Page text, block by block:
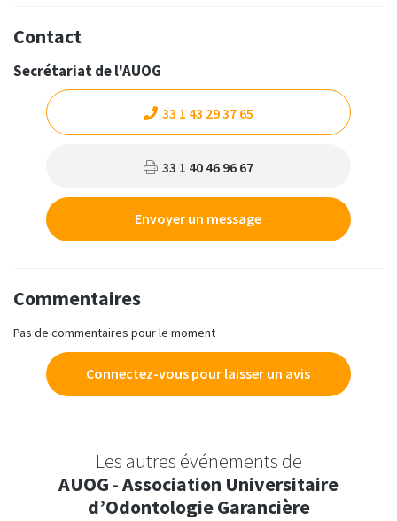
Contact
Secrétariat de l'AUOG
33 1 43 29 37 65
33 1 40 46 96 67
Envoyer un message
Commentaires
Pas de commentaires pour le moment
Connectez-vous pour laisser un avis
Les autres événements de
AUOG - Association Universitaire
d’Odontologie Garancière